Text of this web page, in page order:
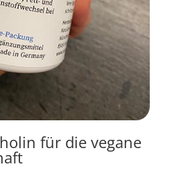
für die vegane